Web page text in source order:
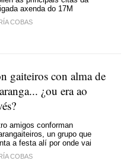
axenda do 17M
COBAS
gaiteiros con alma de
¿ou era ao
amigos conforman
un grupo que
a festa alí por onde vai
COBAS